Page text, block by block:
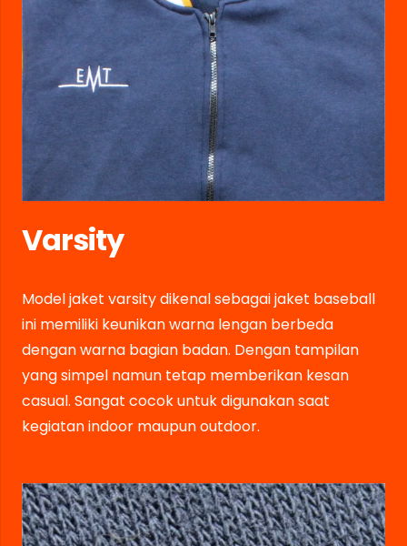
Varsity
Model jaket varsity dikenal sebagai jaket baseball
ini memiliki keunikan warna lengan berbeda
dengan warna bagian badan. Dengan tampilan
yang simpel namun tetap memberikan kesan
casual. Sangat cocok untuk digunakan saat
kegiatan indoor maupun outdoor.